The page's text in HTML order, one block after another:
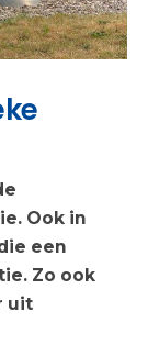
Ook in
een
Zo ook
uit